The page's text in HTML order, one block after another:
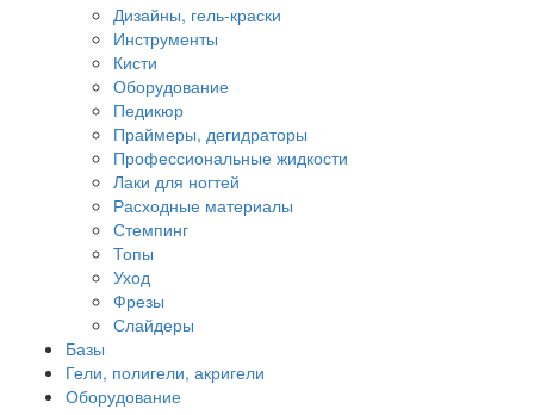
Дизайны, гель-краски
Инструменты
Кисти
Оборудование
Педикюр
Праймеры, дегидраторы
Профессиональные жидкости
Лаки для ногтей
Расходные материалы
Стемпинг
Топы
Уход
Фрезы
Слайдеры
Базы
Гели, полигели, акригели
Оборудование